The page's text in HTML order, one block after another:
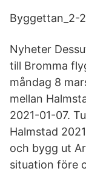
Byggettan_2-
Nyheter
till Bromma
måndag 8
mellan
2021-01-07.
Halmstad
och bygg ut
situation före